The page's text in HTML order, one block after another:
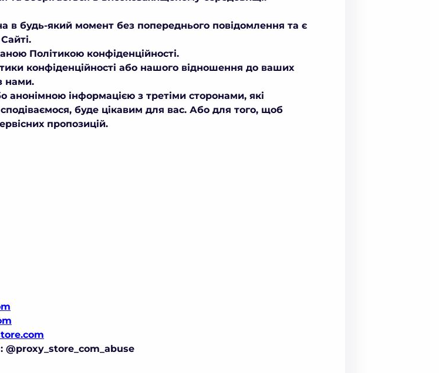
в будь-який момент без попереднього повідомлення та є
Політикою конфіденційності.
конфіденційності або нашого відношення до ваших
нами.
інформацією з третіми сторонами, які
буде цікавим для вас. Або для того, щоб
пропозицій.
@proxy_store_com_abuse